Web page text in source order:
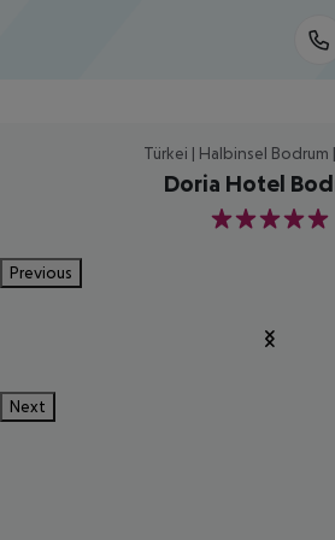
Türkei | Halbinsel Bodrum
Doria Hotel
5
Previous
Next